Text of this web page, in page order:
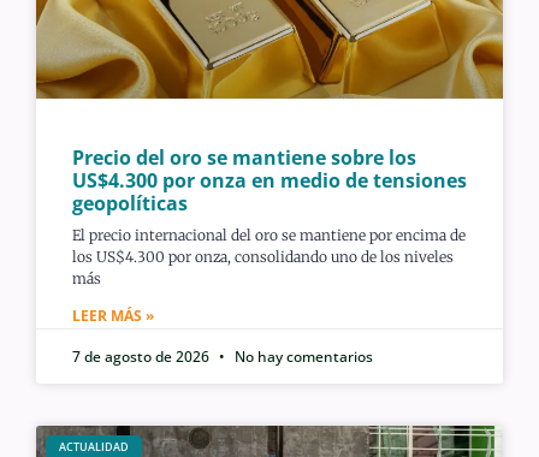
Precio del oro se mantiene sobre los
US$4.300 por onza en medio de tensiones
geopolíticas
El precio internacional del oro se mantiene por encima de
los US$4.300 por onza, consolidando uno de los niveles
más
LEER MÁS »
7 de agosto de 2026
No hay comentarios
ACTUALIDAD